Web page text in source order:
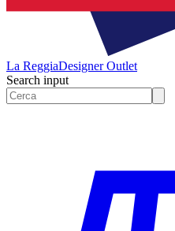
La ReggiaDesigner Outlet
Search input